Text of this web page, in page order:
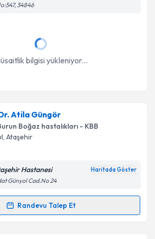
Takvim Talebini Gönder
34846
bilgisi yükleniyor...
Atila Güngör
Boğaz hastalıkları - KBB
, Ataşehir
Hastanesi Haritada Göster
Günyol Cad.No 24
Randevu Talep Et
Talebi